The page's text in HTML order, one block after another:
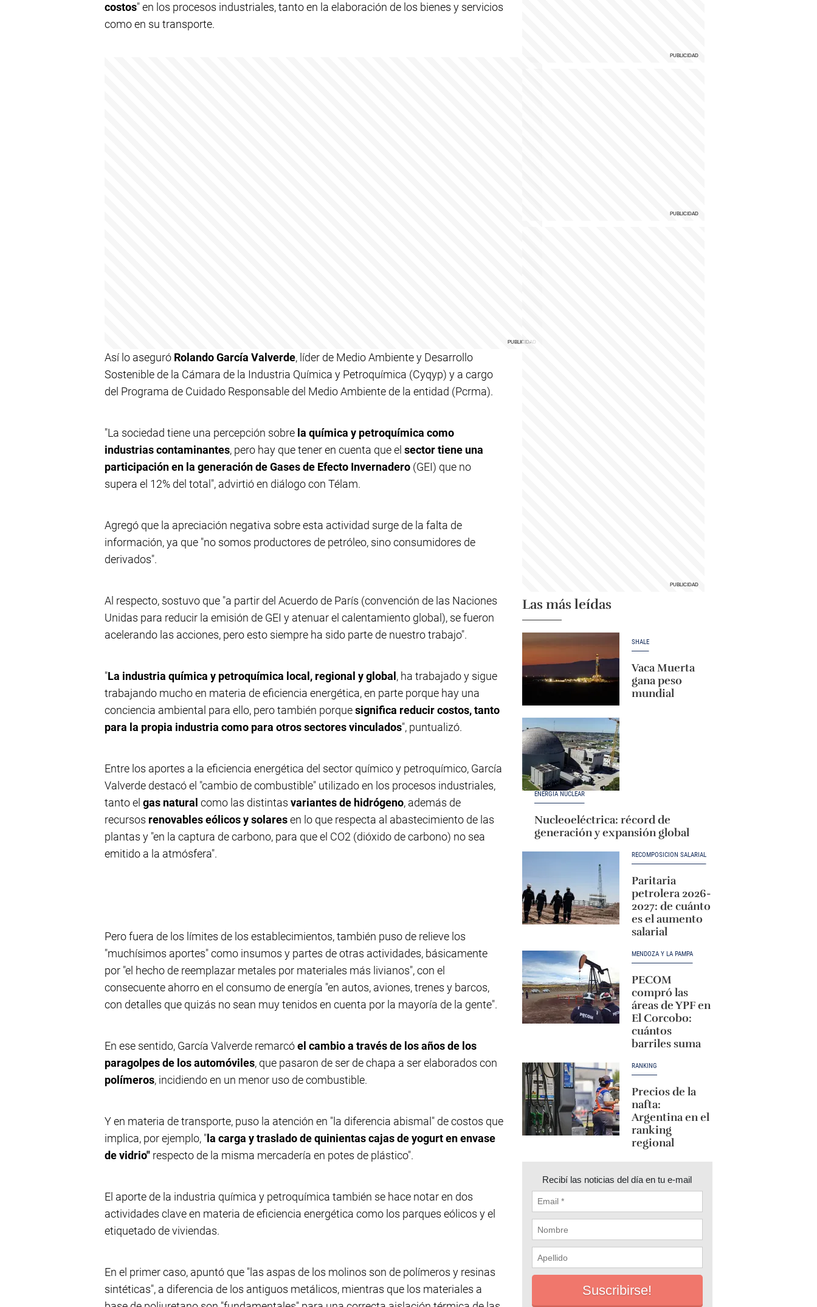
costos" en los procesos industriales, tanto en la elaboración de los bienes y servicios
como en su transporte.
Así lo aseguró Rolando García Valverde, líder de Medio Ambiente y Desarrollo
Sostenible de la Cámara de la Industria Química y Petroquímica (Cyqyp) y a cargo
del Programa de Cuidado Responsable del Medio Ambiente de la entidad (Pcrma).
"La sociedad tiene una percepción sobre la química y petroquímica como
industrias contaminantes, pero hay que tener en cuenta que el sector tiene una
participación en la generación de Gases de Efecto Invernadero (GEI) que no
supera el 12% del total", advirtió en diálogo con Télam.
Agregó que la apreciación negativa sobre esta actividad surge de la falta de
información, ya que "no somos productores de petróleo, sino consumidores de
derivados".
Al respecto, sostuvo que "a partir del Acuerdo de París (convención de las Naciones
Unidas para reducir la emisión de GEI y atenuar el calentamiento global), se fueron
acelerando las acciones, pero esto siempre ha sido parte de nuestro trabajo".
"La industria química y petroquímica local, regional y global , ha trabajado y sigue
trabajando mucho en materia de eficiencia energética, en parte porque hay una
conciencia ambiental para ello, pero también porquesignifica reducir costos, tanto
para la propia industria como para otros sectores vinculados", puntualizó.
Entre los aportes a la eficiencia energética del sector químico y petroquímico, García
Valverde destacó el "cambio de combustible" utilizado en los procesos industriales,
tanto el gas natural como las distintas variantes de hidrógeno, además de
recursos renovables eólicos y solaresen lo que respecta al abastecimiento de las
plantas y "en la captura de carbono, para que el CO2 (dióxido de carbono) no sea
emitido a la atmósfera".
Pero fuera de los límites de los establecimientos, también puso de relieve los
"muchísimos aportes" como insumos y partes de otras actividades, básicamente
por "el hecho de reemplazar metales por materiales más livianos", con el
consecuente ahorro en el consumo de energía "en autos, aviones, trenes y barcos,
con detalles que quizás no sean muy tenidos en cuenta por la mayoría de la gente".
En ese sentido, García Valverde remarcóel cambio a través de los años de los
paragolpes de los automóviles, que pasaron de ser de chapa a ser elaborados con
polímeros, incidiendo en un menor uso de combustible.
Y en materia de transporte, puso la atención en "la diferencia abismal" de costos que
implica, por ejemplo, " la carga y traslado de quinientas cajas de yogurt en envase
de vidrio" respecto de la misma mercadería en potes de plástico".
El aporte de la industria química y petroquímica también se hace notar en dos
actividades clave en materia de eficiencia energética como los parques eólicos y el
etiquetado de viviendas.
En el primer caso, apuntó que "las aspas de los molinos son de polímeros y resinas
sintéticas", a diferencia de los antiguos metálicos, mientras que los materiales a
Las más leídas
SHALE
Vaca Muerta
gana peso
mundial
ENERGÍA NUCLEAR
Nucleoeléctrica: récord de
generación y expansión global
RECOMPOSICIÓN SALARIAL
Paritaria
petrolera 2026-
2027: de cuánto
es el aumento
salarial
MENDOZA Y LA PAMPA
PECOM
compró las
áreas de YPF en
El Corcobo:
cuántos
barriles suma
RANKING
Precios de la
nafta:
Argentina en el
ranking
regional
Recibí las noticias del día en tu e-mail